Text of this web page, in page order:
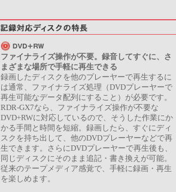
ファイナライズ操作が不要。録音してすぐに、さ
まざまな場所で手軽に再生できる
録画したディスクを他のプレーヤーで再生するに
は通常、ファイナライズ処理（DVDプレーヤーで
再生可能なデータ配列にすること）が必要です。
RDR-GX7なら、ファイナライズ操作が不要な
DVD+RWに対応しているので、そうした作業にか
かる手間と時間を短縮。録画したら、すぐにディ
スクを持ち出して、他のDVDプレーヤーなどで再
生できます。さらにDVDプレーヤーで再生後も、
同じディスクにそのまま追記・書き換えが可能。
従来のテープメディア感覚で、手軽に録画・再生
を楽しめます。